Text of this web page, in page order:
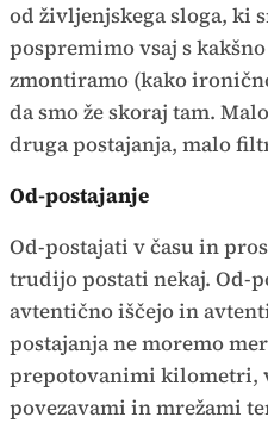
od življenjskega sloga, ki
pospremimo vsaj s
zmontiramo (kako
da smo že skoraj tam.
druga postajanja, malo
Od-postajanje
Od-postajati v času in
trudijo postati nekaj. Od-
avtentično iščejo in
postajanja ne moremo
prepotovanimi kilometri,
povezavami in mrežami